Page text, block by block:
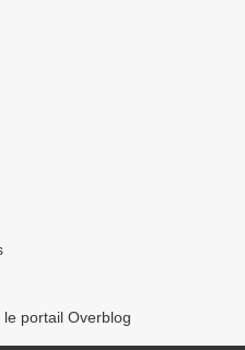
portail Overblog